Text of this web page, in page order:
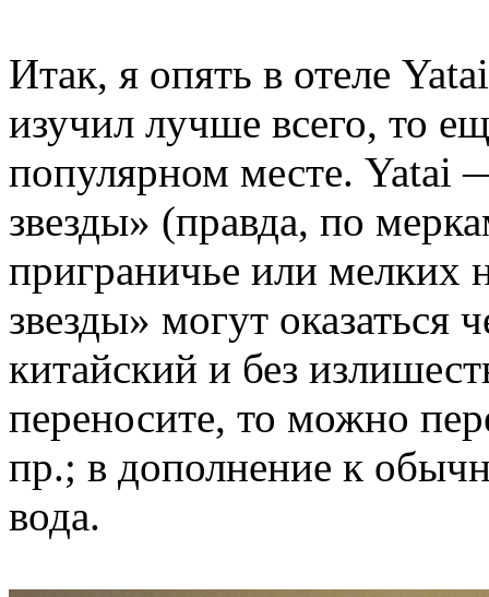
Итак, я опять в отеле
изучил лучше всего, то
популярном месте. Yatai
звезды» (правда, по
приграничье или мелких
звезды» могут оказаться
китайский и без
переносите, то можно
пр.; в дополнение к
вода.